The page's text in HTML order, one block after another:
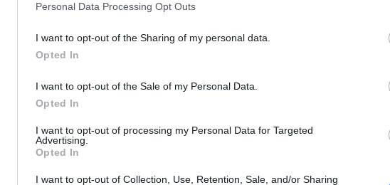
Personal Data Processing Opt Outs
I want to opt-out of the Sharing of my personal data.
Opted In
I want to opt-out of the Sale of my Personal Data.
Opted In
I want to opt-out of processing my Personal Data for Targeted
Advertising.
Opted In
I want to opt-out of Collection, Use, Retention, Sale, and/or Sharing
medvehagyma a
1
(1) muroklégy